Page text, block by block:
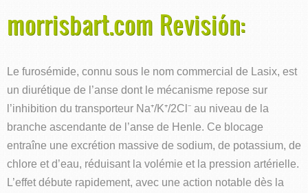
morrisbart.com Revisión:
Le furosémide, connu sous le nom commercial de Lasix, est
un diurétique de l’anse dont le mécanisme repose sur
l’inhibition du transporteur Na⁺/K⁺/2Cl⁻ au niveau de la
branche ascendante de l’anse de Henle. Ce blocage
entraîne une excrétion massive de sodium, de potassium, de
chlore et d’eau, réduisant la volémie et la pression artérielle.
L’effet débute rapidement, avec une action notable dès la